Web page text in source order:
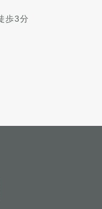
歩3分